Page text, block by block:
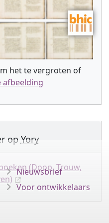
het te vergroten of
afbeelding
op Yory
(Doop, Trouw,
Nieuwsbrief
Voor ontwikkelaars